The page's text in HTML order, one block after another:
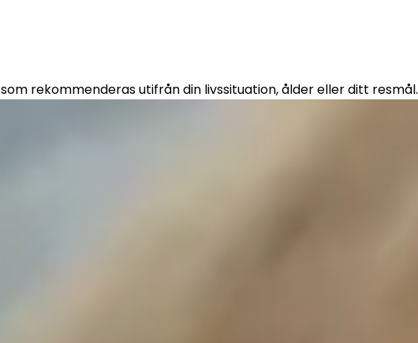
rekommenderas utifrån din livssituation, ålder eller ditt resmål.